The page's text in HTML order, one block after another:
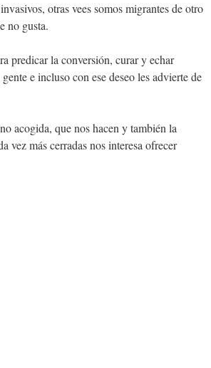
otras vees somos migrantes de otro
no gusta.
predicar la conversión, curar y echar
e incluso con ese deseo les advierte de
acogida, que nos hacen y también la
vez más cerradas nos interesa ofrecer